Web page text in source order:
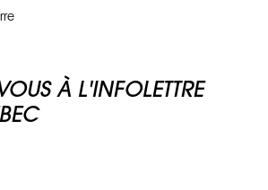
À L'INFOLETTRE